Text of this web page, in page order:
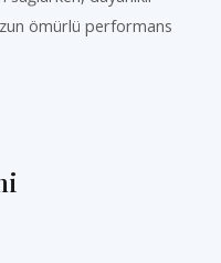
ömürlü performans